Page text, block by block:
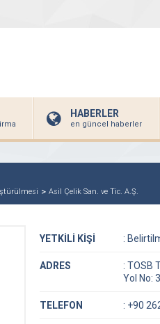
HABERLER
en güncel haberler
Asil Çelik San. ve Tic. A.Ş.
YETKİLİ KİŞİ :
ADRES : TOSB
Yol No:
TELEFON : +90